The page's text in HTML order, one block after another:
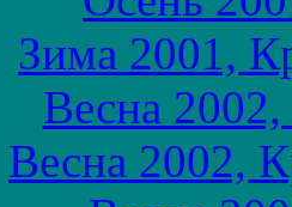
Зима 2001,
Весна
Весна 2002,